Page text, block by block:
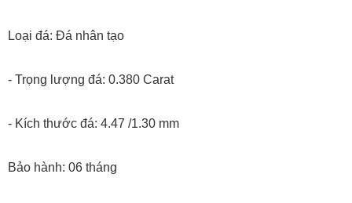
Loại đá: Đá nhân tạo
- Trọng lượng đá: 0.380 Carat
- Kích thước đá: 4.47 /1.30 mm
Bảo hành: 06 tháng